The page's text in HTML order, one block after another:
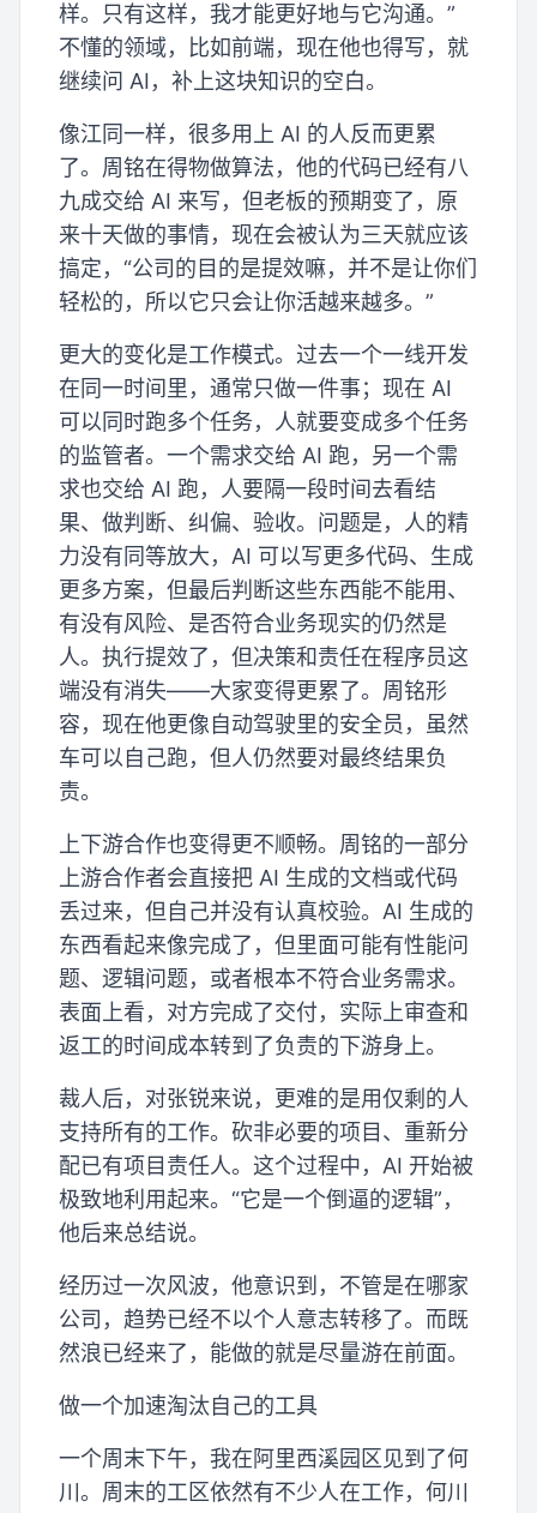
样。只有这样，我才能更好地与它沟通。”
不懂的领域，比如前端，现在他也得写，就
继续问 AI，补上这块知识的空白。
像江同一样，很多用上 AI 的人反而更累
了。周铭在得物做算法，他的代码已经有八
九成交给 AI 来写，但老板的预期变了，原
来十天做的事情，现在会被认为三天就应该
搞定，“公司的目的是提效嘛，并不是让你们
轻松的，所以它只会让你活越来越多。”
更大的变化是工作模式。过去一个一线开发
在同一时间里，通常只做一件事；现在 AI
可以同时跑多个任务，人就要变成多个任务
的监管者。一个需求交给 AI 跑，另一个需
求也交给 AI 跑，人要隔一段时间去看结
果、做判断、纠偏、验收。问题是，人的精
力没有同等放大，AI 可以写更多代码、生成
更多方案，但最后判断这些东西能不能用、
有没有风险、是否符合业务现实的仍然是
人。执行提效了，但决策和责任在程序员这
端没有消失——大家变得更累了。周铭形
容，现在他更像自动驾驶里的安全员，虽然
车可以自己跑，但人仍然要对最终结果负
责。
上下游合作也变得更不顺畅。周铭的一部分
上游合作者会直接把 AI 生成的文档或代码
丢过来，但自己并没有认真校验。AI 生成的
东西看起来像完成了，但里面可能有性能问
题、逻辑问题，或者根本不符合业务需求。
表面上看，对方完成了交付，实际上审查和
返工的时间成本转到了负责的下游身上。
裁人后，对张锐来说，更难的是用仅剩的人
支持所有的工作。砍非必要的项目、重新分
配已有项目责任人。这个过程中，AI 开始被
极致地利用起来。“它是一个倒逼的逻辑”，
他后来总结说。
经历过一次风波，他意识到，不管是在哪家
公司，趋势已经不以个人意志转移了。而既
然浪已经来了，能做的就是尽量游在前面。
做一个加速淘汰自己的工具
一个周末下午，我在阿里西溪园区见到了何
川。周末的工区依然有不少人在工作，何川